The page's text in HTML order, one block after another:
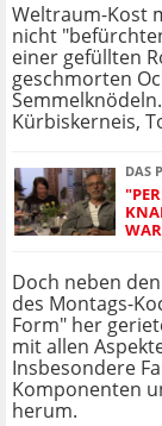
Weltraum-Kost
nicht
einer gefüllten
geschmorten
Kürbiskerneis,
DAS
Doch neben
des Montags-
Form" her
mit allen
Insbesondere
Komponenten
herum.